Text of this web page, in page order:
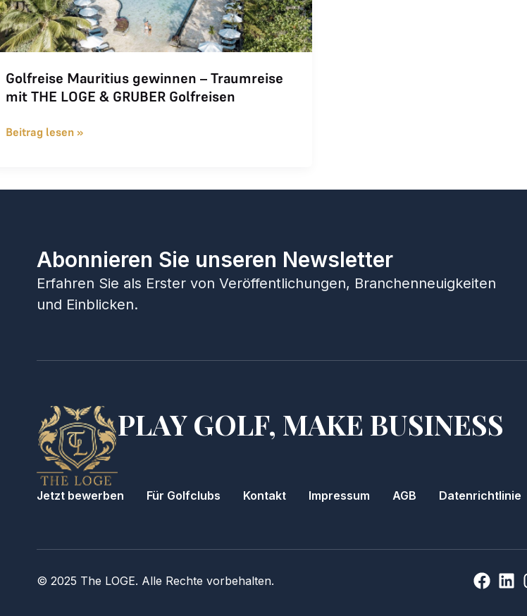
Golfreise Mauritius gewinnen – Traumreise
mit THE LOGE & GRUBER Golfreisen
Beitrag lesen »
Abonnieren Sie unseren Newsletter
Erfahren Sie als Erster von Veröffentlichungen, Branchenneuigkeiten
und Einblicken.
PLAY GOLF, MAKE BUSINESS
Jetzt bewerben Für Golfclubs Kontakt Impressum AGB Datenrichtlinie
© 2025 The LOGE. Alle Rechte vorbehalten.